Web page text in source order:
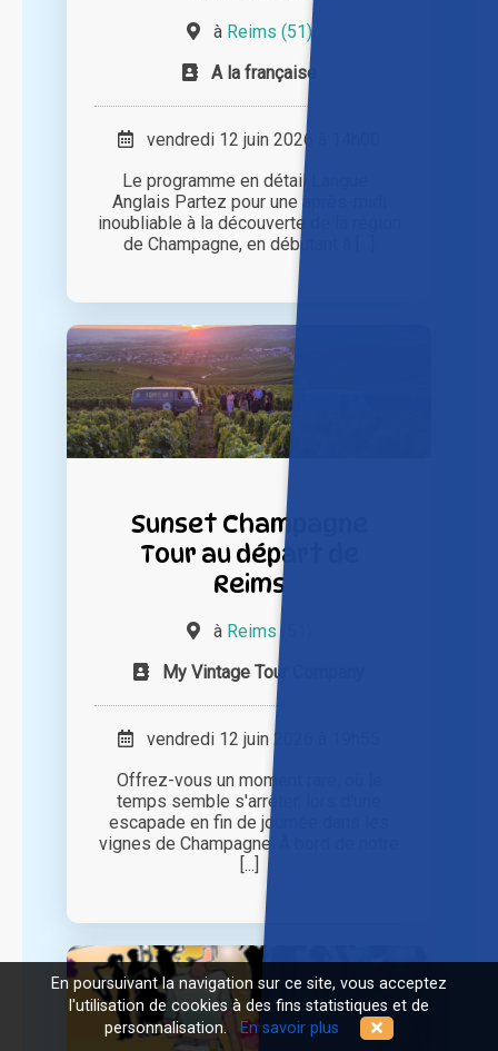
à Reims (51)
A la française
vendredi 12 juin 2026 à 14h00
Le programme en détail Langue :
Anglais Partez pour une après-midi
inoubliable à la découverte de la région
de Champagne, en débutant à [...]
Sunset Champagne
Tour au départ de
Reims
à Reims (51)
My Vintage Tour Company
vendredi 12 juin 2026 à 19h55
Offrez-vous un moment rare, où le
temps semble s'arrêter, lors d'une
escapade en fin de journée dans les
vignes de Champagne. À bord de notre
[...]
En poursuivant la navigation sur ce site, vous acceptez
l'utilisation de cookies à des fins statistiques et de
personnalisation.
En savoir plus